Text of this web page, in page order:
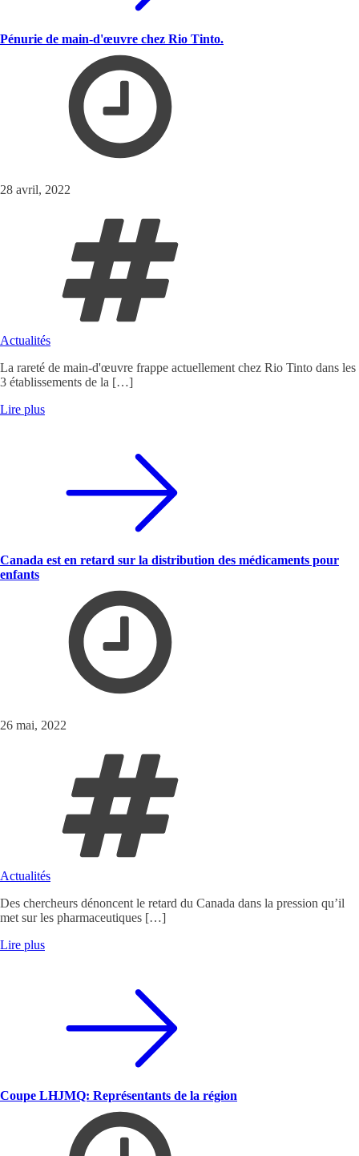
Pénurie de main-d'œuvre chez Rio Tinto.
28 avril, 2022
Actualités
La rareté de main-d'œuvre frappe actuellement chez Rio Tinto dans les
3 établissements de la […]
Lire plus
Canada est en retard sur la distribution des médicaments pour
enfants
26 mai, 2022
Actualités
Des chercheurs dénoncent le retard du Canada dans la pression qu’il
met sur les pharmaceutiques […]
Lire plus
Coupe LHJMQ: Représentants de la région